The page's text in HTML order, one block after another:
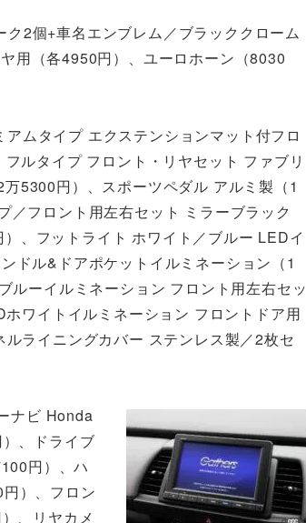
2個+車名エンブレム／ブラッククローム
用（各4950円）、ユーロホーン（8030
アムタイプ エクステンションマット付フロ
ルタイプ フロント・リヤセット ファブリ
5300円）、スポーツペダル アルミ製（1
フロント用左右セット ミラーブラック
、フットライト ホワイト／ブルー LEDイ
ドル&ドアポケットイルミネーション（1
ーイルミネーション フロント用左右セッ
ワイトイルミネーション フロントドア用
ライニングカバー ステンレス製／2枚セ
ナビ Honda
、ドライブ
円）、ハ
）、フロン
、リヤカメ